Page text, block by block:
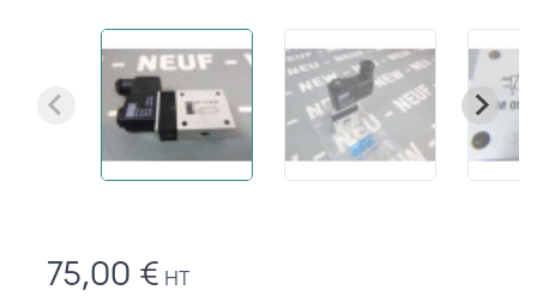
75,00 € HT